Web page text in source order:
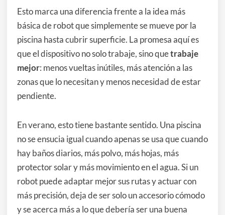
Esto marca una diferencia frente a la idea más
básica de robot que simplemente se mueve por la
piscina hasta cubrir superficie. La promesa aquí es
que el dispositivo no solo trabaje, sino quetrabaje
mejor: menos vueltas inútiles, más atención a las
zonas que lo necesitan y menos necesidad de estar
pendiente.
En verano, esto tiene bastante sentido. Una piscina
no se ensucia igual cuando apenas se usa que cuando
hay baños diarios, más polvo, más hojas, más
protector solar y más movimiento en el agua. Si un
robot puede adaptar mejor sus rutas y actuar con
más precisión, deja de ser solo un accesorio cómodo
y se acerca más a lo que debería ser una buena